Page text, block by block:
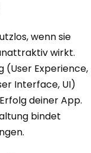
wenn sie
wirkt.
(User Experience,
Interface, UI)
deiner App.
bindet